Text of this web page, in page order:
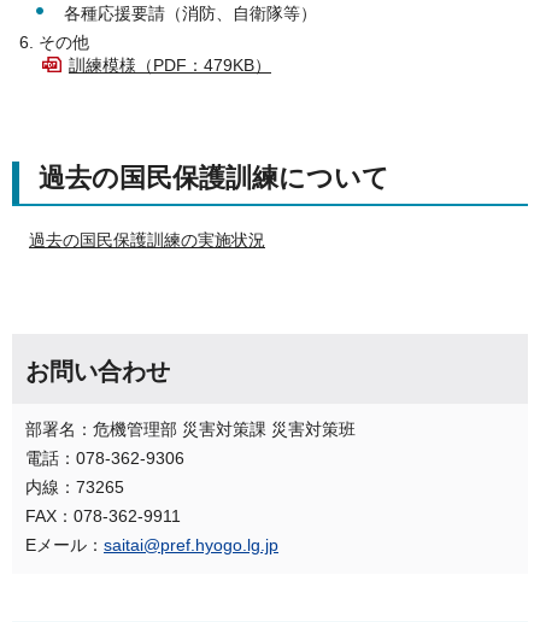
各種応援要請（消防、自衛隊等）
その他
訓練模様（PDF：479KB）
過去の国民保護訓練について
過去の国民保護訓練の実施状況
お問い合わせ
部署名：危機管理部 災害対策課 災害対策班
電話：078-362-9306
内線：73265
FAX：078-362-9911
Eメール： saitai@pref.hyogo.lg.jp